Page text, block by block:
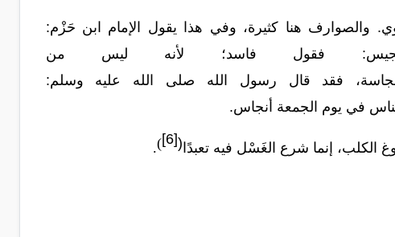
والصوارف هنا كثيرة، وفي هذا يقول الإمام ابن حَزْم:
فقول فاسد؛ لأنه ليس
من
فقد قال رسول الله صلى الله عليه
وسلم:
في يوم الجمعة أنجاس.
الكلب، إنما شرع الغَسْل فيه تعبدًا(
[6]
)
.